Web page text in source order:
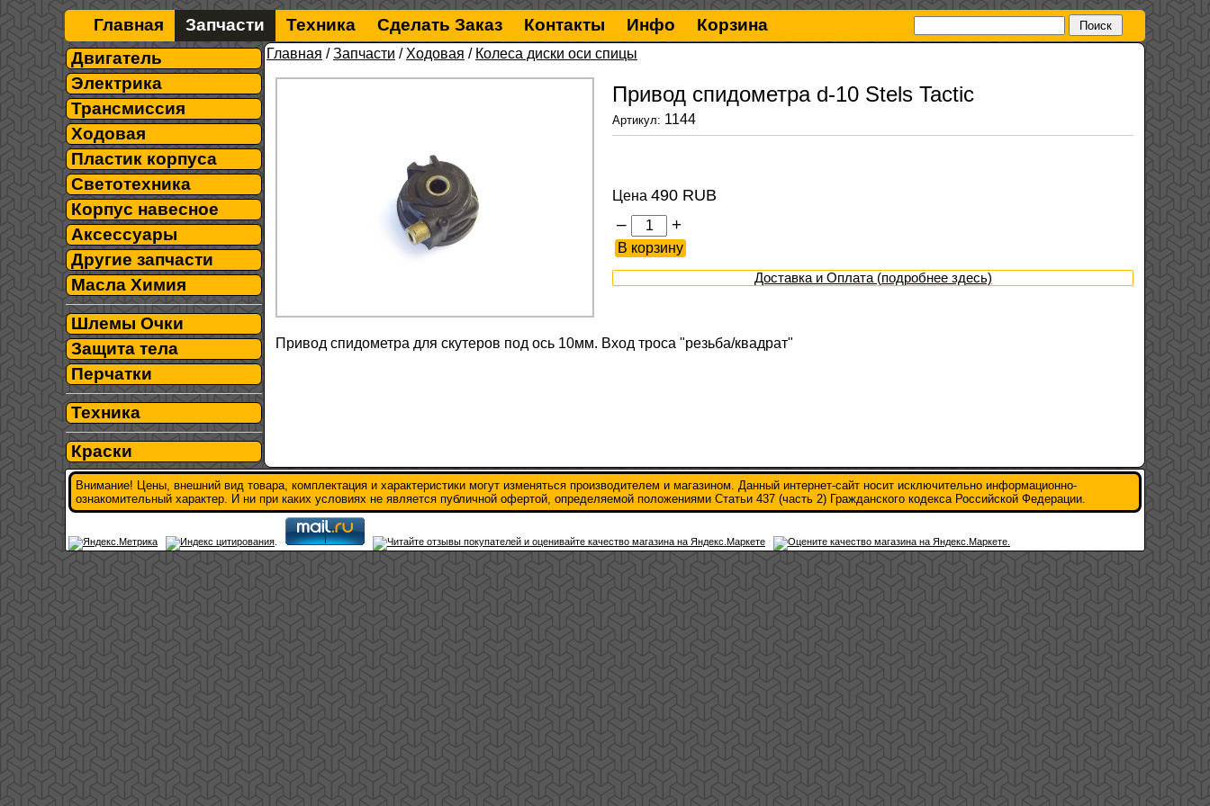
Главная Запчасти Техника Сделать Заказ Контакты Инфо
Корзина
Двигатель
Электрика
Трансмиссия
Ходовая
Пластик корпуса
Светотехника
Корпус навесное
Аксессуары
Другие запчасти
Масла Химия
Шлемы Очки
Защита тела
Перчатки
Техника
Краски
Главная /Запчасти / Ходовая / Колеса диски оси спицы
Привод спидометра d-10 Stels Tactic
Артикул: 1144
Цена 490 RUB
– +
Доставка и Оплата (подробнее здесь)
Привод спидометра для скутеров под ось 10мм. Вход троса "резьба/квадрат"
Внимание! Цены, внешний вид товара, комплектация и характеристики могут изменяться производителем и магазином. Данный интернет-сайт носит исключительно информационно-
ознакомительный характер. И ни при каких условиях не является публичной офертой, определяемой положениями Статьи 437 (часть 2) Гражданского кодекса Российской Федерации.